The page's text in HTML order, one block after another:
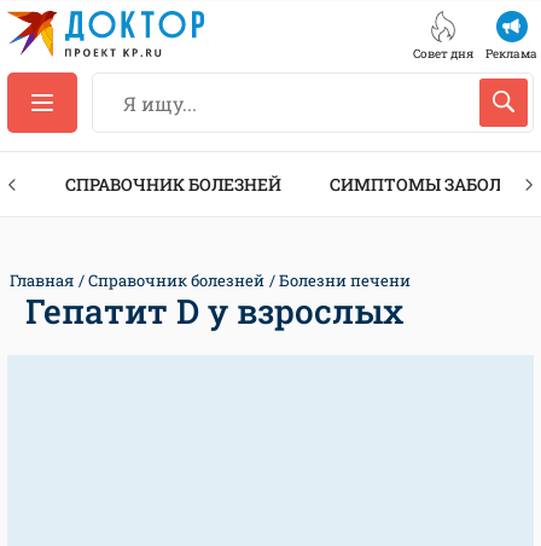
Совет дня Реклама
СПРАВОЧНИК БОЛЕЗНЕЙ СИМПТОМЫ
Главная Справочник болезней Болезни печени
Гепатит D у взрослых